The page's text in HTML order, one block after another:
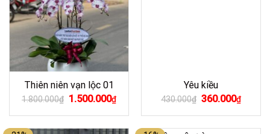
Thiên niên vạn lộc 01
1.800.000₫ Giá
là:
1.800.000₫.
1.500.000₫Giá
hiện
tại
là:
Yêu kiều
430.000₫ Giá
là:
430.000₫.
360.000₫Giá
hiện
tại
là: